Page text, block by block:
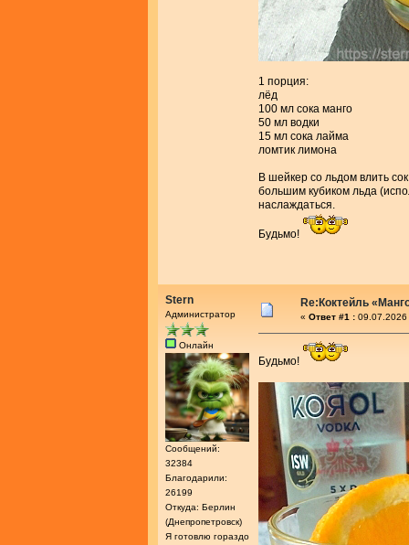
1 порция:
лёд
100 мл сока манго
50 мл водки
15 мл сока лайма
ломтик лимона
В шейкер со льдом влить
большим кубиком льда
наслаждаться.
Будьмо!
Stern
Администратор
Онлайн
Сообщений:
32384
Благодарили:
26199
Откуда: Берлин
(Днепропетровск)
Я готовлю гораздо
Re:Коктейль
« Ответ #1 :
Будьмо!